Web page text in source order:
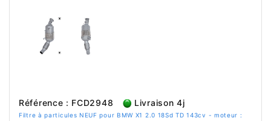
Référence : FCD2948 Livraison 4j
Filtre à particules NEUF pour BMW X1 2.0 18Sd TD 143cv - moteur :